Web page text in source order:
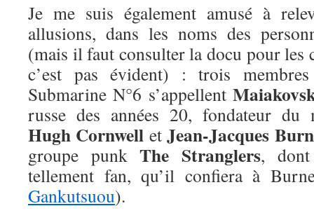
Je me suis également amusé à
allusions, dans les noms des
(mais il faut consulter la docu pour les
c’est pas évident) : trois
Submarine N°6 s’appellent
russe des années 20, fondateur du
Hugh Cornwell etJean-Jacques
groupe punkThe Stranglers,
tellement fan, qu’il confiera à
Gankutsuou).